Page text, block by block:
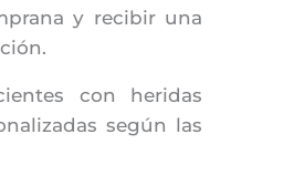
y recibir una
con heridas
según las